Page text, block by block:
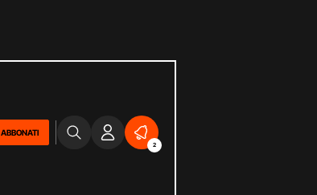
ABBONATI
2